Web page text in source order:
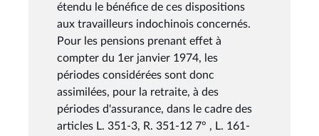
étendu le bénéfice de ces dispositions
aux travailleurs indochinois concernés.
Pour les pensions prenant effet à
compter du 1er janvier 1974, les
périodes considérées sont donc
assimilées, pour la retraite, à des
périodes d'assurance, dans le cadre des
articles L. 351-3, R. 351-12 7° , L. 161-